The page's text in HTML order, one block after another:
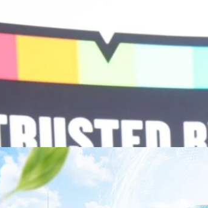
วเว่ยกับพันธมิตรไทยในวันนี้จะช่วยผลักดันวิสัยทัศน์…
Growth Engine พร้อมจ่ายปันผล 0.10
โชว์ผลการดำเนินงานแข็งแกร่ง กำไรสุทธิ
และ 17.7% จากช่วงเดียวกันของปีก่อน สูงกว่าการ
ยเงินปันผลระหว่างกาล 0.10 บาทต่อหุ้น โดยกำหนดวันที่
ละกำหนดจ่ายเงินปันผลวันที่ 2 กันยายน 2569 นางสาวสุ
ค (ประเทศไทย) จำกัด (มหาชน) เปิดเผยว่า ในช่วงครึ่งปี
อย่างต่อเนื่อง ผ่านการยกระดับจากผู้จัดจำหน่าย
เพื่อรองรับการเติบโตของเศรษฐกิจ AI โดยมุ่งเพิ่ม
ายพันธมิตรเทคโนโลยีระดับโลก…
ทีใหญ่ SUSTAIN CITY: THE GREEN
รษฐกิจสีเขียวอย่างยั่งยืน